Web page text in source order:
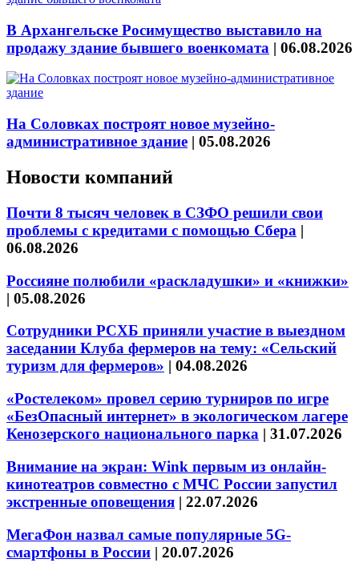
В Архангельске Росимущество выставило на
продажу здание бывшего военкомата | 06.08.2026
На Соловках построят новое музейно-
административное здание | 05.08.2026
Новости компаний
Почти 8 тысяч человек в СЗФО решили свои
проблемы с кредитами с помощью Сбера |
06.08.2026
Россияне полюбили «раскладушки» и «книжки»
| 05.08.2026
Сотрудники РСХБ приняли участие в выездном
заседании Клуба фермеров на тему: «Сельский
туризм для фермеров» | 04.08.2026
«Ростелеком» провел серию турниров по игре
«БезОпасный интернет» в экологическом лагере
Кенозерского национального парка | 31.07.2026
Внимание на экран: Wink первым из онлайн-
кинотеатров совместно с МЧС России запустил
экстренные оповещения | 22.07.2026
МегаФон назвал самые популярные 5G-
смартфоны в России | 20.07.2026